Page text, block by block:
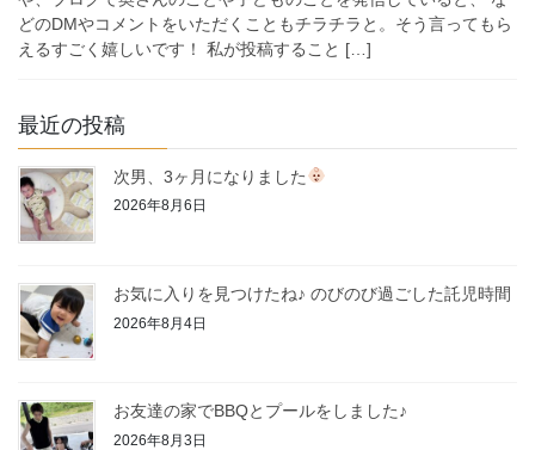
どのDMやコメントをいただくこともチラチラと。そう言ってもら
えるすごく嬉しいです！ 私が投稿すること […]
最近の投稿
次男、3ヶ月になりました
2026年8月6日
お気に入りを見つけたね♪ のびのび過ごした託児時間
2026年8月4日
お友達の家でBBQとプールをしました♪
2026年8月3日